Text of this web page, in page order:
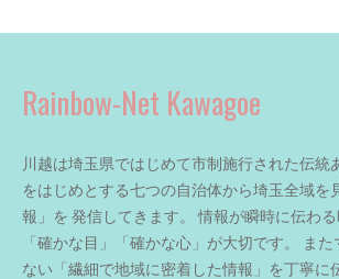
Rainbow-Net Kawagoe
川越は埼玉県ではじめて市制施行された伝統
をはじめとする七つの自治体から埼玉全域を
報」を 発信してきます。 情報が瞬時に伝わ
「確かな目」「確かな心」が大切です。 ま
ない「繊細で地域に密着した情報」を丁寧に